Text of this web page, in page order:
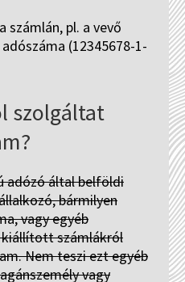
pl. a vevő
(12345678-1-
szolgáltat
adózó által belföldi
bármilyen
vagy egyéb
kiállított számlákról
Nem teszi ezt egyéb
vagy